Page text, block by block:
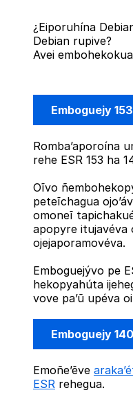
¿Eiporuhína
Debian rupive?
Avei
Emboguejy
Romba’aporoína
rehe ESR 153 ha
Oĩvo
peteĩchagua
omoneĩ
apopyre itujavéva
ojejaporamovéva.
Emboguejývo pe
hekopyahúta
vove pa’ũ upéva
Emboguejy
Emoñe’ẽve
ESR rehegua.